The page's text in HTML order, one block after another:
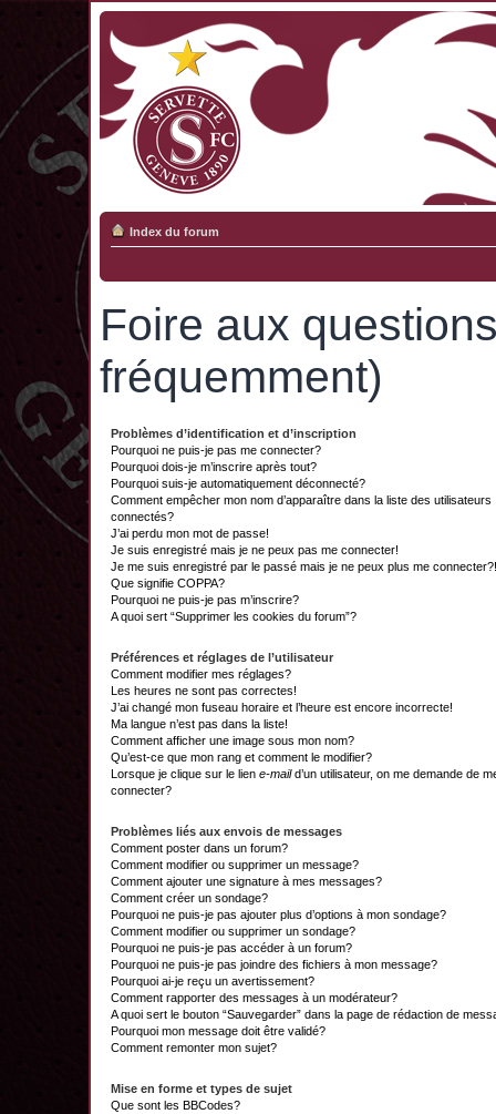
Index du forum
Foire aux
fréquemment)
Problèmes d’identification et d’inscription
Pourquoi ne puis-je pas me connecter?
Pourquoi dois-je m’inscrire après tout?
Pourquoi suis-je automatiquement déconnecté?
Comment empêcher mon nom d’apparaître dans la liste des utilisateurs
connectés?
J’ai perdu mon mot de passe!
Je suis enregistré mais je ne peux pas me connecter!
Je me suis enregistré par le passé mais je ne peux plus me connecter?!
Que signifie COPPA?
Pourquoi ne puis-je pas m’inscrire?
A quoi sert “Supprimer les cookies du forum”?
Préférences et réglages de l’utilisateur
Comment modifier mes réglages?
Les heures ne sont pas correctes!
J’ai changé mon fuseau horaire et l’heure est encore incorrecte!
Ma langue n’est pas dans la liste!
Comment afficher une image sous mon nom?
Qu’est-ce que mon rang et comment le modifier?
Lorsque je clique sur le lien e-maild’un utilisateur, on me demande de
connecter?
Problèmes liés aux envois de messages
Comment poster dans un forum?
Comment modifier ou supprimer un message?
Comment ajouter une signature à mes messages?
Comment créer un sondage?
Pourquoi ne puis-je pas ajouter plus d’options à mon sondage?
Comment modifier ou supprimer un sondage?
Pourquoi ne puis-je pas accéder à un forum?
Pourquoi ne puis-je pas joindre des fichiers à mon message?
Pourquoi ai-je reçu un avertissement?
Comment rapporter des messages à un modérateur?
A quoi sert le bouton “Sauvegarder” dans la page de rédaction de
Pourquoi mon message doit être validé?
Comment remonter mon sujet?
Mise en forme et types de sujet
Que sont les BBCodes?